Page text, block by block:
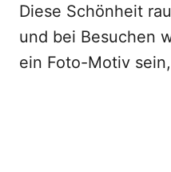
Diese Schönheit
und bei Besuchen
ein Foto-Motiv